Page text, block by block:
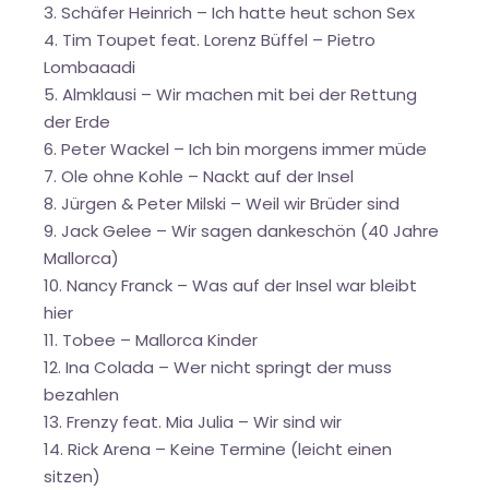
3. Schäfer Heinrich – Ich hatte heut schon Sex
4. Tim Toupet feat. Lorenz Büffel – Pietro
Lombaaadi
5. Almklausi – Wir machen mit bei der Rettung
der Erde
6. Peter Wackel – Ich bin morgens immer müde
7. Ole ohne Kohle – Nackt auf der Insel
8. Jürgen & Peter Milski – Weil wir Brüder sind
9. Jack Gelee – Wir sagen dankeschön (40 Jahre
Mallorca)
10. Nancy Franck – Was auf der Insel war bleibt
hier
11. Tobee – Mallorca Kinder
12. Ina Colada – Wer nicht springt der muss
bezahlen
13. Frenzy feat. Mia Julia – Wir sind wir
14. Rick Arena – Keine Termine (leicht einen
sitzen)